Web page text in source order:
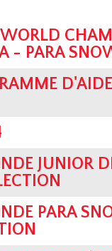
- PARA
JUNIOR
PARA